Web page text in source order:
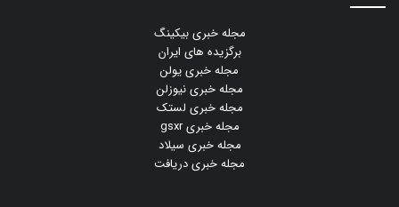
مجله خبری بیکینگ
برگزیده های ایران
مجله خبری یولن
مجله خبری نیوزلن
مجله خبری لستک
مجله خبری gsxr
مجله خبری سیلاد
مجله خبری دریافت